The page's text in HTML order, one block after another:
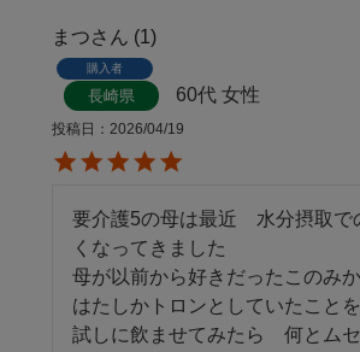
まつ 1
購入者
長崎県 60代 女性
投稿日 2026/04/19
要介護5の母は最近　水分摂取で
くなってきました
母が以前から好きだったこのみ
はたしかトロンとしていたこと
試しに飲ませてみたら　何とム